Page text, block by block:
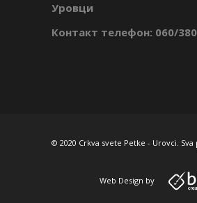
Уровци
Контакт телефон: 060/
© 2020 Crkva svete Petke - Urovci. Sva
Web Design by